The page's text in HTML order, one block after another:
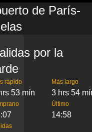
de París-
por la
rápido
53 mín
Más largo
3 hrs 54
Último
14:58